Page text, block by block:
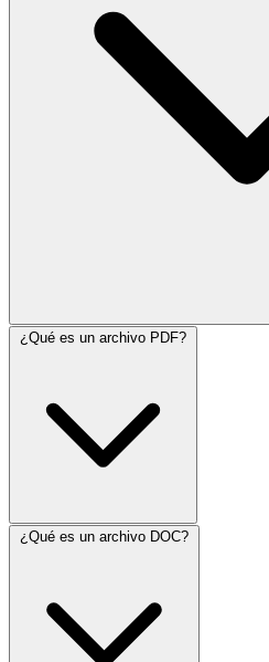
¿Qué es un archivo PDF?
¿Qué es un archivo DOC?